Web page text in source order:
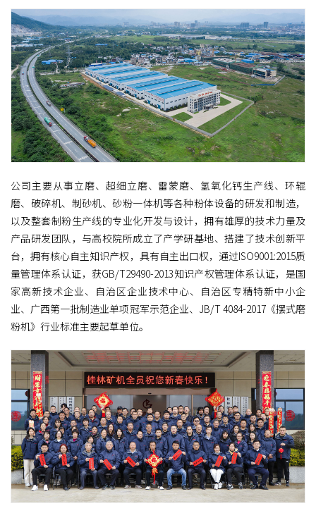
公司主要从事立磨、超细立磨、雷蒙磨、氢氧化钙生产线、环辊
磨、破碎机、制砂机、砂粉一体机等各种粉体设备的研发和制造，
以及整套制粉生产线的专业化开发与设计，拥有雄厚的技术力量及
产品研发团队，与高校院所成立了产学研基地、搭建了技术创新平
台，拥有核心自主知识产权，具有自主出口权，通过ISO9001:2015质
量管理体系认证，获GB/T29490-2013知识产权管理体系认证，是国
家高新技术企业、自治区企业技术中心、自治区专精特新中小企
业、广西第一批制造业单项冠军示范企业、JB/T 4084-2017《摆式磨
粉机》行业标准主要起草单位。